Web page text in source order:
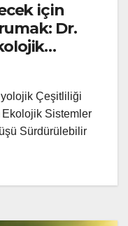
için
Dr.
Çeşitliliği
Ekolojik Sistemler
Sürdürülebilir